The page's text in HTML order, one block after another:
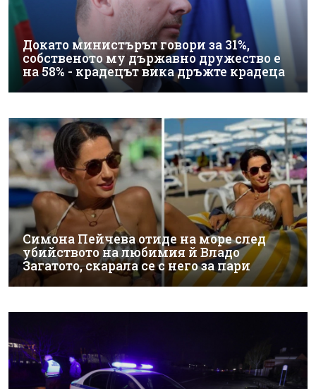
Докато министърът говори за 31%,
собственото му държавно дружество е
на 58% - крадецът вика дръжте крадеца
Симона Пейчева отиде на море след
убийството на любимия й Владо
Загатото, скарала се с него за пари